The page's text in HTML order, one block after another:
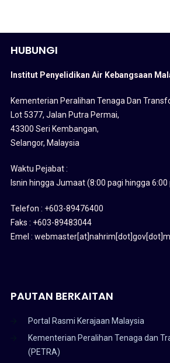
HUBUNGI
Institut Penyelidikan Air Kebangsaan
Kementerian Peralihan Tenaga Dan
Lot 5377, Jalan Putra Permai,
43300 Seri Kembangan,
Selangor, Malaysia
Waktu Pejabat :
Isnin hingga Jumaat (8:00 pagi hingga
Telefon : +603-89476400
Faks : +603-89483044
Emel :
PAUTAN BERKAITAN
Portal Rasmi Kerajaan Malaysia
Kementerian Peralihan Tenaga dan
(PETRA)